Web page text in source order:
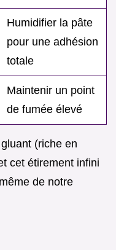
Humidifier la pâte
pour une adhésion
totale
Maintenir un point
de fumée élevé
(riche en
cet étirement infini
de notre